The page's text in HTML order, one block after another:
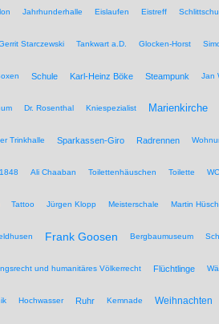
Jahrhunderhalle Eislaufen Eistreff
Starczewski Tankwart a.D. Glocken-Horst
Schule Karl-Heinz Böke Steampunk Jan
Dr. Rosenthal Kniespezialist Marienkirche
Trinkhalle Sparkassen-Giro Radrennen
Ali Chaaban Toilettenhäuschen Toilette WC
Tattoo Jürgen Klopp Meisterschale Martin
Frank Goosen Bergbaumuseum
und humanitäres Völkerrecht Flüchtlinge
Hochwasser Ruhr Kemnade Weihnachten